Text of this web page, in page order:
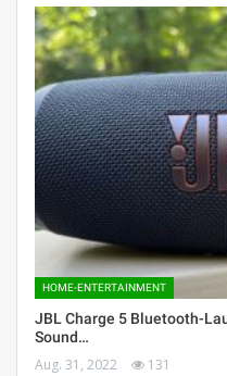
HOME-ENTERTAINMENT
JBL Charge 5 Bluetooth-
Sound…
Aug. 31, 2022 131